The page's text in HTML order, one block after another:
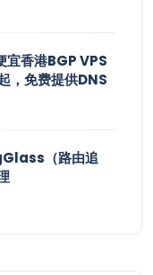
香港BGP VPS
，免费提供DNS
（路由追